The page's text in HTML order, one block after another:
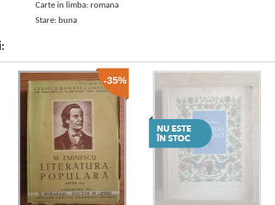
Carte in limba: romana
Stare: buna
-35%